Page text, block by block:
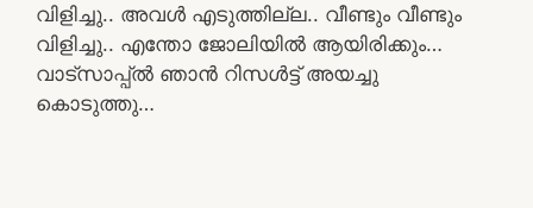
വിളിച്ചു.. അവൾ എടുത്തില്ല.. വീണ്ടും വീണ്ടും
വിളിച്ചു.. എന്തോ ജോലിയിൽ ആയിരിക്കും…
വാട്സാപ്പ്ൽ ഞാൻ റിസൾട്ട്‌ അയച്ചു
കൊടുത്തു…